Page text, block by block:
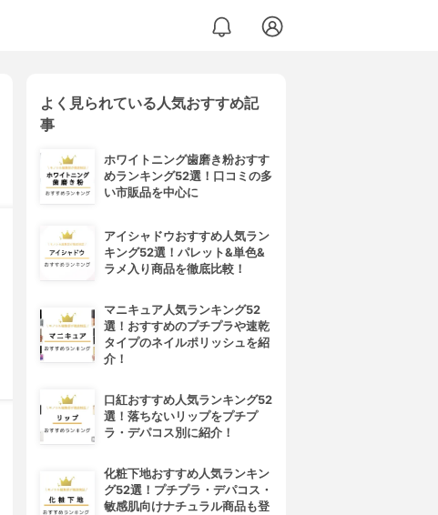
よく見られている人気おすすめ記
事
ホワイトニング歯磨き粉おすす
めランキング52選！口コミの多
い市販品を中心に
アイシャドウおすすめ人気ラン
キング52選！パレット&単色&
ラメ入り商品を徹底比較！
マニキュア人気ランキング52
選！おすすめのプチプラや速乾
タイプのネイルポリッシュを紹
介！
口紅おすすめ人気ランキング52
選！落ちないリップをプチプ
ラ・デパコス別に紹介！
化粧下地おすすめ人気ランキン
グ52選！プチプラ・デパコス・
敏感肌向けナチュラル商品も登